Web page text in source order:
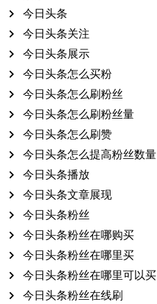
今日头条
今日头条关注
今日头条展示
今日头条怎么买粉
今日头条怎么刷粉丝
今日头条怎么刷粉丝量
今日头条怎么刷赞
今日头条怎么提高粉丝数量
今日头条播放
今日头条文章展现
今日头条粉丝
今日头条粉丝在哪购买
今日头条粉丝在哪里买
今日头条粉丝在哪里可以买
今日头条粉丝在线刷